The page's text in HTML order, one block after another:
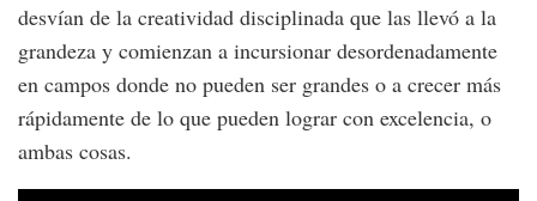
desvían de la creatividad disciplinada que las llevó a la
grandeza y comienzan a incursionar desordenadamente
en campos donde no pueden ser grandes o a crecer más
rápidamente de lo que pueden lograr con excelencia, o
ambas cosas.